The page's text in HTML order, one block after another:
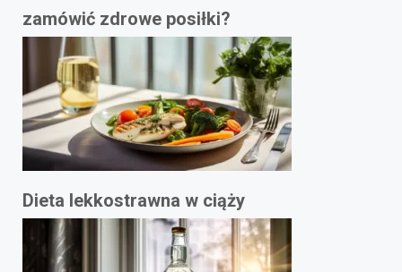
zamówić zdrowe posiłki?
Dieta lekkostrawna w ciąży